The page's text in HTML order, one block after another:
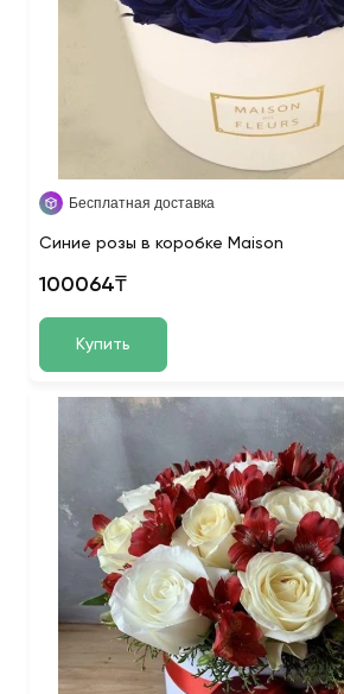
Бесплатная доставка
Синие розы в коробке Maison
100064₸
Купить